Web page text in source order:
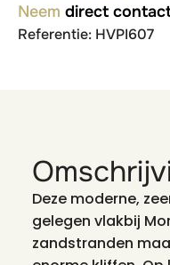
Neem direct
Referentie: HVPI607
Deze moderne,
gelegen vlakbij
zandstranden